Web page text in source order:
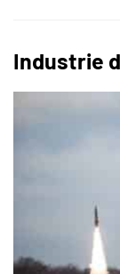
Industrie